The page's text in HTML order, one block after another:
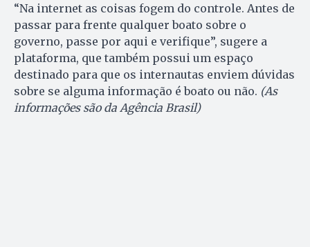
“Na internet as coisas fogem do controle. Antes de
passar para frente qualquer boato sobre o
governo, passe por aqui e verifique”, sugere a
plataforma, que também possui um espaço
destinado para que os internautas enviem dúvidas
sobre se alguma informação é boato ou não. (As
informações são da Agência Brasil)